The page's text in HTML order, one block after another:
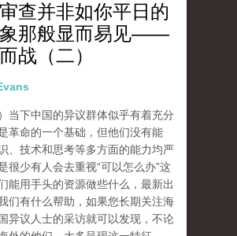
查并非如你平日的
那般显而易见——
战（二）
当下中国的异议群体似乎有着充分
革命的一个基础，但他们没有能
、技术和思考等多方面的能力均严
很少有人会去重视“可以怎么办”这
能用手头的资源做些什么，最新出
们有什么帮助，如果您长期关注海
异议人士的采访就可以发现，不论